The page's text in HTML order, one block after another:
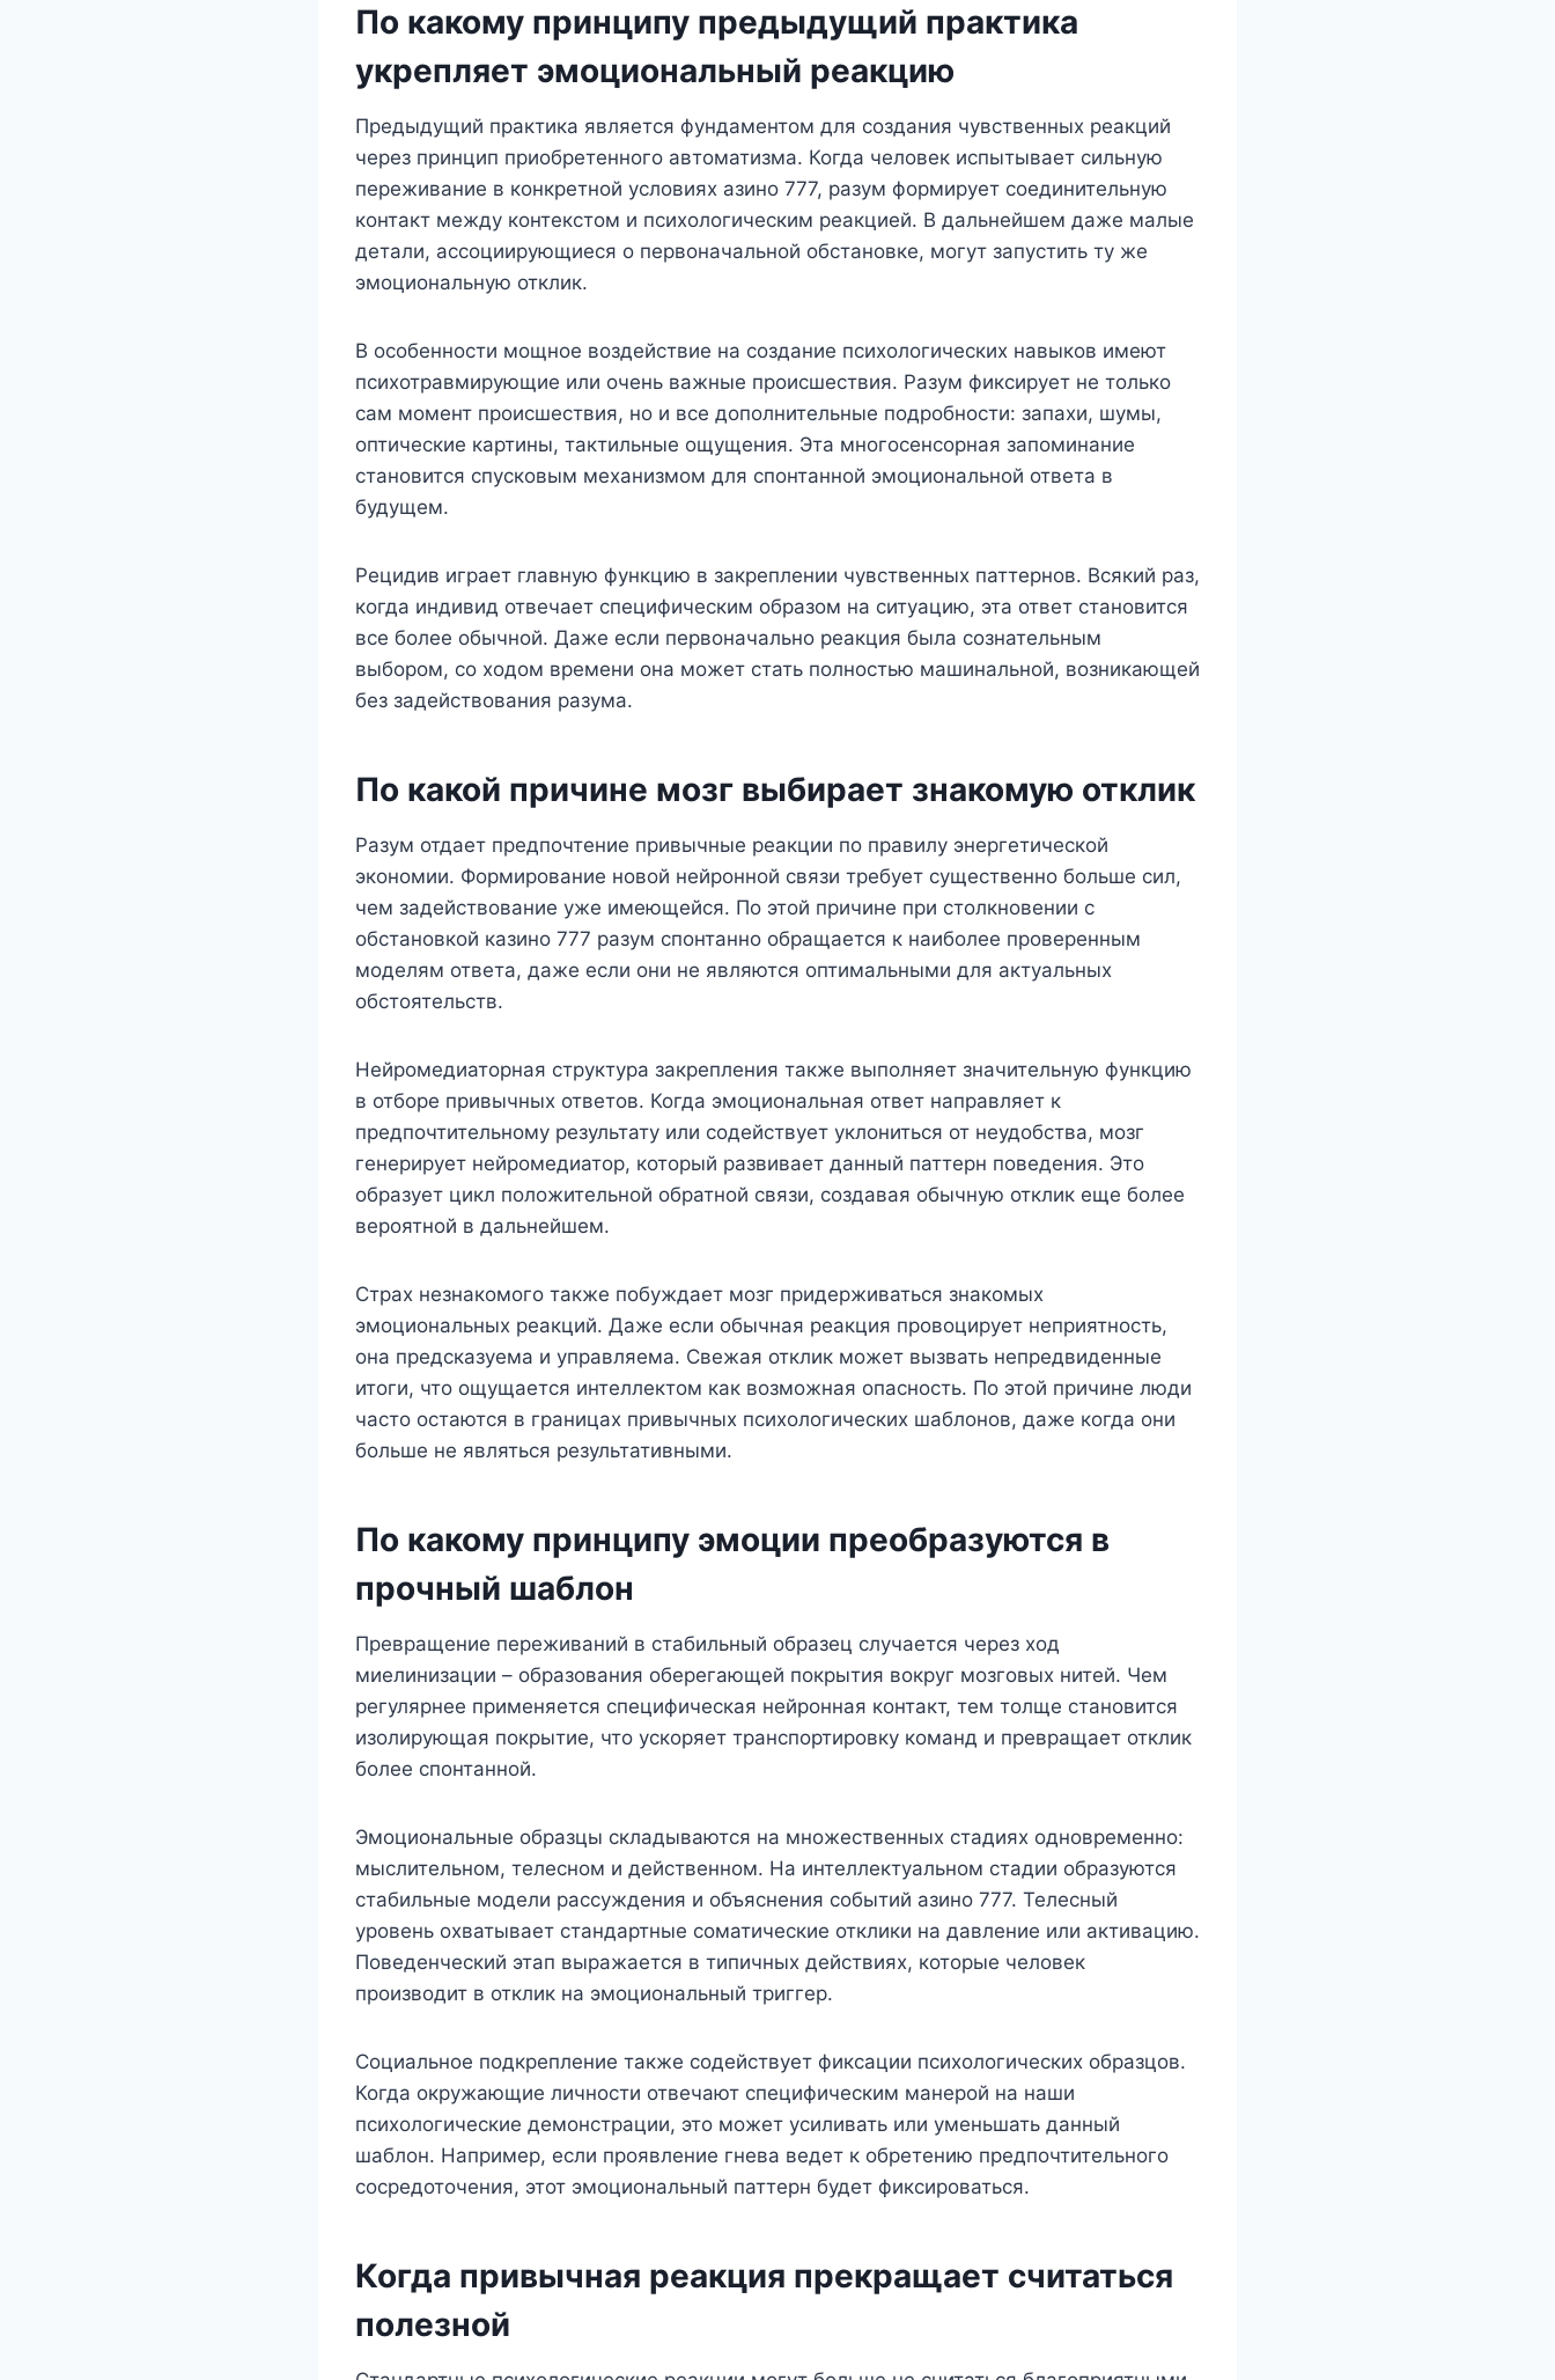
По какому принципу предыдущий практика
укрепляет эмоциональный реакцию
Предыдущий практика является фундаментом для создания чувственных реакций
через принцип приобретенного автоматизма. Когда человек испытывает сильную
переживание в конкретной условиях азино 777, разум формирует соединительную
контакт между контекстом и психологическим реакцией. В дальнейшем даже малые
детали, ассоциирующиеся о первоначальной обстановке, могут запустить ту же
эмоциональную отклик.
В особенности мощное воздействие на создание психологических навыков имеют
психотравмирующие или очень важные происшествия. Разум фиксирует не только
сам момент происшествия, но и все дополнительные подробности: запахи, шумы,
оптические картины, тактильные ощущения. Эта многосенсорная запоминание
становится спусковым механизмом для спонтанной эмоциональной ответа в
будущем.
Рецидив играет главную функцию в закреплении чувственных паттернов. Всякий раз,
когда индивид отвечает специфическим образом на ситуацию, эта ответ становится
все более обычной. Даже если первоначально реакция была сознательным
выбором, со ходом времени она может стать полностью машинальной, возникающей
без задействования разума.
По какой причине мозг выбирает знакомую отклик
Разум отдает предпочтение привычные реакции по правилу энергетической
экономии. Формирование новой нейронной связи требует существенно больше сил,
чем задействование уже имеющейся. По этой причине при столкновении с
обстановкой казино 777 разум спонтанно обращается к наиболее проверенным
моделям ответа, даже если они не являются оптимальными для актуальных
обстоятельств.
Нейромедиаторная структура закрепления также выполняет значительную функцию
в отборе привычных ответов. Когда эмоциональная ответ направляет к
предпочтительному результату или содействует уклониться от неудобства, мозг
генерирует нейромедиатор, который развивает данный паттерн поведения. Это
образует цикл положительной обратной связи, создавая обычную отклик еще более
вероятной в дальнейшем.
Страх незнакомого также побуждает мозг придерживаться знакомых
эмоциональных реакций. Даже если обычная реакция провоцирует неприятность,
она предсказуема и управляема. Свежая отклик может вызвать непредвиденные
итоги, что ощущается интеллектом как возможная опасность. По этой причине люди
часто остаются в границах привычных психологических шаблонов, даже когда они
больше не являться результативными.
По какому принципу эмоции преобразуются в
прочный шаблон
Превращение переживаний в стабильный образец случается через ход
миелинизации – образования оберегающей покрытия вокруг мозговых нитей. Чем
регулярнее применяется специфическая нейронная контакт, тем толще становится
изолирующая покрытие, что ускоряет транспортировку команд и превращает отклик
более спонтанной.
Эмоциональные образцы складываются на множественных стадиях одновременно:
мыслительном, телесном и действенном. На интеллектуальном стадии образуются
стабильные модели рассуждения и объяснения событий азино 777. Телесный
уровень охватывает стандартные соматические отклики на давление или активацию.
Поведенческий этап выражается в типичных действиях, которые человек
производит в отклик на эмоциональный триггер.
Социальное подкрепление также содействует фиксации психологических образцов.
Когда окружающие личности отвечают специфическим манерой на наши
психологические демонстрации, это может усиливать или уменьшать данный
шаблон. Например, если проявление гнева ведет к обретению предпочтительного
сосредоточения, этот эмоциональный паттерн будет фиксироваться.
Когда привычная реакция прекращает считаться
полезной